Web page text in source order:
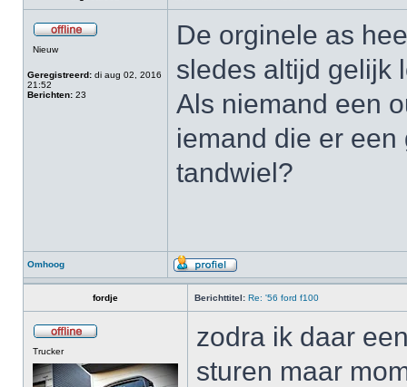
Nieuw
Geregistreerd: di aug 02, 2016
21:52
Berichten: 23
De orginele as
sledes altijd gelijk
Als niemand een
iemand die er
tandwiel?
Omhoog
fordje Berichttitel: Re: '56 ford f100
Trucker
zodra ik daar
sturen maar